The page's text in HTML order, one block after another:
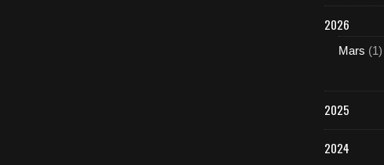
2026
Mars (1)
2025
2024